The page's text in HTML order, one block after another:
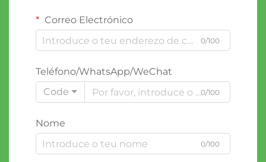
Correo Electrónico
0/100
Teléfono/WhatsApp/WeChat
Code
0/100
Nome
0/100